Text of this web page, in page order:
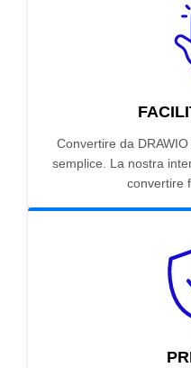
Convertire da
semplice. La nostra
convertire